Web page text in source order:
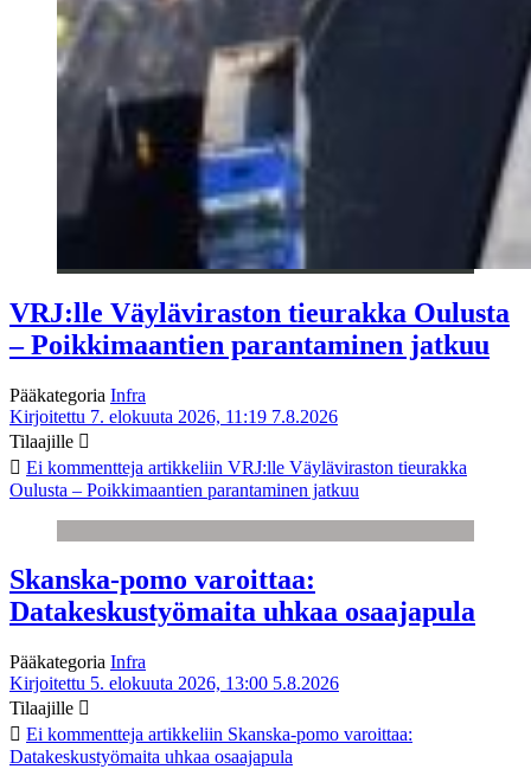
VRJ:lle Väyläviraston tieurakka Oulusta
– Poikkimaantien parantaminen jatkuu
Pääkategoria Infra
Kirjoitettu 7. elokuuta 2026, 11:19 7.8.2026
Tilaajille
Ei kommentteja artikkeliin VRJ:lle Väyläviraston tieurakka
Oulusta – Poikkimaantien parantaminen jatkuu
Skanska-pomo varoittaa:
Datakeskustyömaita uhkaa osaajapula
Pääkategoria Infra
Kirjoitettu 5. elokuuta 2026, 13:00 5.8.2026
Tilaajille
Ei kommentteja artikkeliin Skanska-pomo varoittaa:
Datakeskustyömaita uhkaa osaajapula